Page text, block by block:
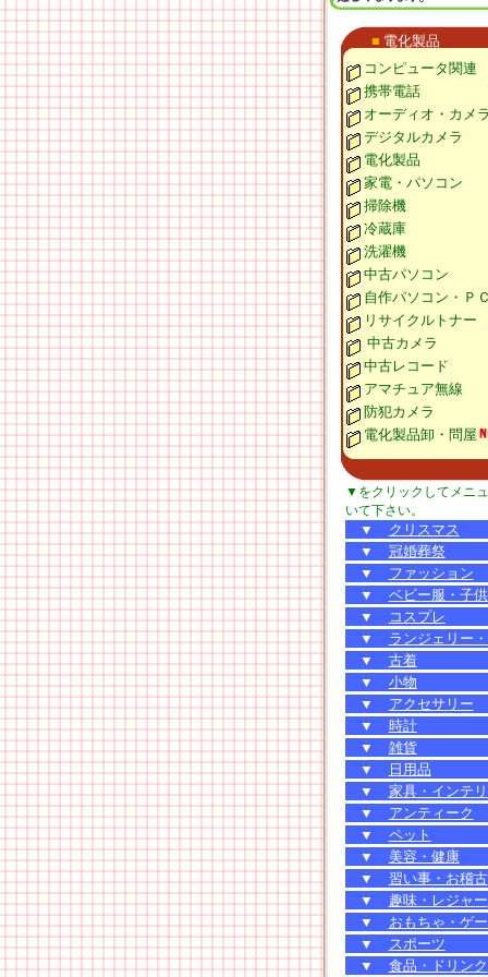
■ 電化製品
コンピュータ関連
携帯電話
オーディオ・カメラ
デジタルカメラ
電化製品
家電・パソコン
掃除機
冷蔵庫
洗濯機
中古パソコン
自作パソコン・Ｐ
リサイクルトナー
中古カメラ
中古レコード
アマチュア無線
防犯カメラ
電化製品卸・問屋
▼をクリックしてメニ
いて下さい。
▼
クリスマス
▼
冠婚葬祭
▼
ファッション
▼
ベビー服・子
▼
コスプレ
▼
ランジェリー
▼
古着
▼
小物
▼
アクセサリー
▼
時計
▼
雑貨
▼
日用品
▼
家具・インテ
▼
アンティーク
▼
ペット
▼
美容・健康
▼
習い事・お稽古
▼
趣味・レジャー
▼
おもちゃ・ゲ
▼
スポーツ
▼
食品・ドリンク